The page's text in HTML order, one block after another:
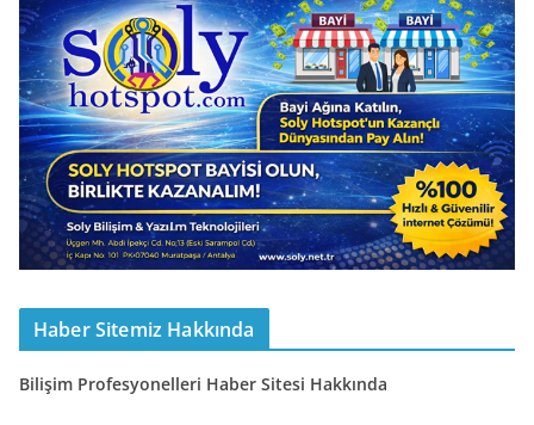
Haber Sitemiz Hakkında
Bilişim Profesyonelleri Haber Sitesi Hakkında